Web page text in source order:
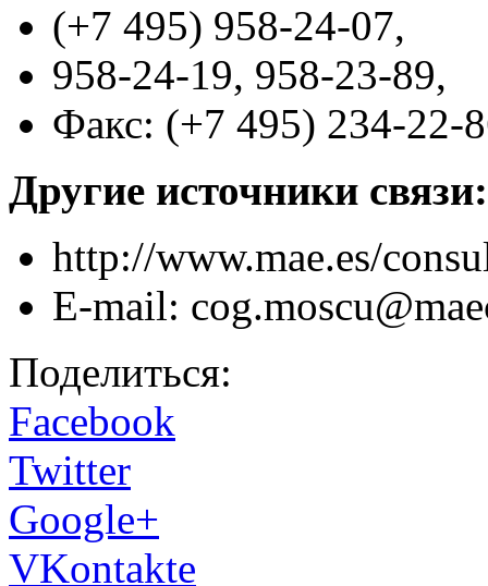
(+7 495) 958-24-07,
958-24-19, 958-23-89,
Факс: (+7 495) 234-22-
Другие источники связи:
http://www.mae.es/
E-mail:
Поделиться:
Facebook
Twitter
Google+
VKontakte